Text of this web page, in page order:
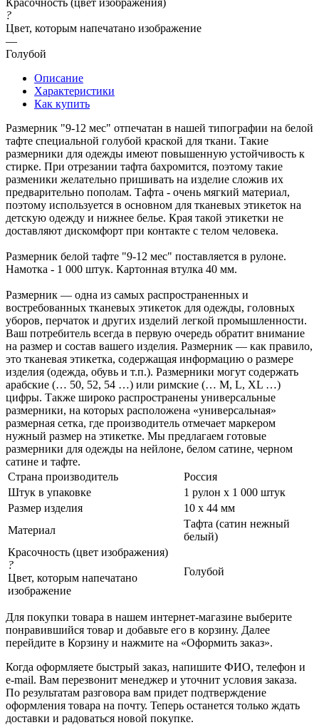
?
Цвет, которым напечатано изображение
—
Голубой
Описание
Характеристики
Как купить
Размерник "9-12 мес" отпечатан в нашей типографии на белой
тафте специальной голубой краской для ткани. Такие
размерники для одежды имеют повышенную устойчивость к
стирке. При отрезании тафта бахромится, поэтому такие
разменики желательно пришивать на изделие сложив их
предварительно пополам. Тафта - очень мягкий материал,
поэтому используется в основном для тканевых этикеток на
детскую одежду и нижнее белье. Края такой этикетки не
доставляют дискомфорт при контакте с телом человека.
Размерник белой тафте "9-12 мес" поставляется в рулоне.
Намотка - 1 000 штук. Картонная втулка 40 мм.
Размерник — одна из самых распространенных и
востребованных тканевых этикеток для одежды, головных
уборов, перчаток и других изделий легкой промышленности.
Ваш потребитель всегда в первую очередь обратит внимание
на размер и состав вашего изделия. Размерник — как правило,
это тканевая этикетка, содержащая информацию о размере
изделия (одежда, обувь и т.п.). Размерники могут содержать
арабские (… 50, 52, 54 …) или римские (… M, L, XL …)
цифры. Также широко распространены универсальные
размерники, на которых расположена «универсальная»
размерная сетка, где производитель отмечает маркером
нужный размер на этикетке. Мы предлагаем готовые
размерники для одежды на нейлоне, белом сатине, черном
сатине и тафте.
Страна производитель
Россия
Штук в упаковке
1 рулон х 1 000 штук
Размер изделия
10 х 44 мм
Материал
Тафта (сатин нежный
белый)
Красочность (цвет изображения)
?
Цвет, которым напечатано
изображение
Голубой
Для покупки товара в нашем интернет-магазине выберите
понравившийся товар и добавьте его в корзину. Далее
перейдите в Корзину и нажмите на «Оформить заказ».
Когда оформляете быстрый заказ, напишите ФИО, телефон и
e-mail. Вам перезвонит менеджер и уточнит условия заказа.
По результатам разговора вам придет подтверждение
оформления товара на почту. Теперь останется только ждать
доставки и радоваться новой покупке.